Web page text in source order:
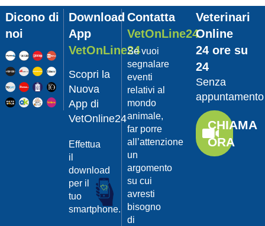
Pet
con
Dott.
Felici
Manuel
Guarda
il video
da
Dott.
Felici
Dicono di
noi
Download
App
VetOnLine24
Scopri la
Nuova
App di
VetOnline24
Effettua
il
download
per il
tuo
smartphone.
Contatta
VetOnLine24
Se vuoi
segnalare
eventi
relativi al
mondo
animale,
far porre
all’attenzione
un
argomento
su cui
avresti
bisogno
di
Veterinari
Online
24 ore su
24
Senza
appuntamento
CHIAMA
ORA